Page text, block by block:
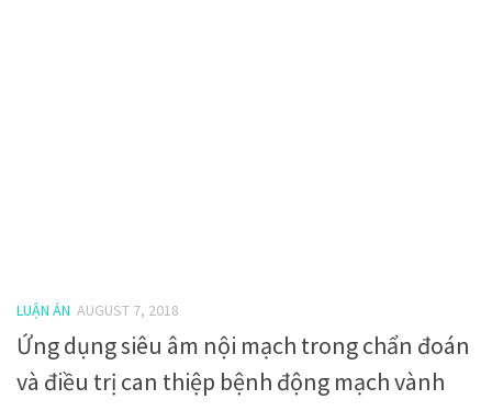
LUẬN ÁN AUGUST 7, 2018
Ứng dụng siêu âm nội mạch trong chẩn đoán
và điều trị can thiệp bệnh động mạch vành